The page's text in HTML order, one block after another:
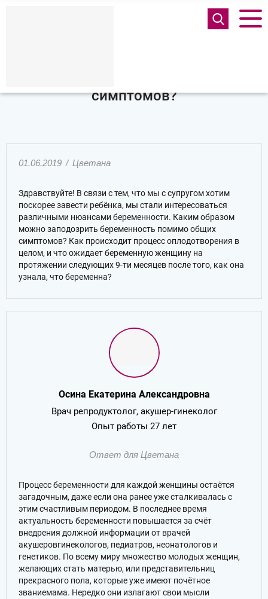
симптомов?
01.06.2019 / Цветана
Здравствуйте! В связи с тем, что мы с супругом хотим
поскорее завести ребёнка, мы стали интересоваться
различными нюансами беременности. Каким образом
можно заподозрить беременность помимо общих
симптомов? Как происходит процесс оплодотворения в
целом, и что ожидает беременную женщину на
протяжении следующих 9-ти месяцев после того, как она
узнала, что беременна?
Осина Екатерина Александровна
Врач репродуктолог, акушер-гинеколог
Опыт работы 27 лет
Ответ для Цветана
Процесс беременности для каждой женщины остаётся
загадочным, даже если она ранее уже сталкивалась с
этим счастливым периодом. В последнее время
актуальность беременности повышается за счёт
внедрения должной информации от врачей
акушеровгинекологов, педиатров, неонатологов и
генетиков. По всему миру множество молодых женщин,
желающих стать матерью, или представительниц
прекрасного пола, которые уже имеют почётное
званиемама. Нередко они излагают свои мысли